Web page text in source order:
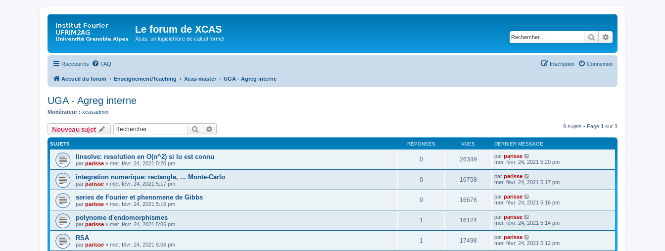
Le forum de XCAS
Xcas: un logiciel libre de calcul formel Rechercher
Raccourcis FAQ Connexion
Inscription
Accueil du forum Enseignement/Teaching Xcas-master UGA - Agreg interne
UGA - Agreg interne
Modérateur : xcasadmin
Nouveau sujet Rechercher 9 sujets • Page 1 sur 1
SUJETS RÉPONSES VUES DERNIER MESSAGE
linsolve: resolution en O(n^2) si lu est connu
par parisse » mer. févr. 24, 2021 5:20 pm
0 26349 par parisse
mer. févr. 24, 2021 5:20 pm
integration numerique: rectangle, ... Monte-Carlo
par parisse » mer. févr. 24, 2021 5:17 pm
0 16758 par parisse
mer. févr. 24, 2021 5:17 pm
series de Fourier et phenomene de Gibbs
par parisse » mer. févr. 24, 2021 5:16 pm
0 16676 par parisse
mer. févr. 24, 2021 5:16 pm
polynome d'endomorphismes
par parisse » mer. févr. 24, 2021 5:06 pm
1 16124 par parisse
mer. févr. 24, 2021 5:14 pm
RSA
par parisse » mer. févr. 24, 2021 5:06 pm
1 17498 par parisse
mer. févr. 24, 2021 5:12 pm